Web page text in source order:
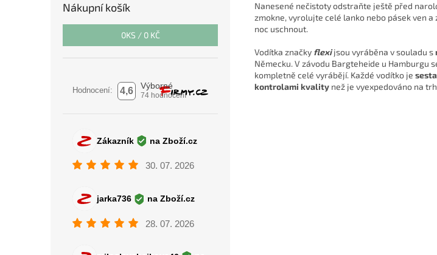
Nákupní košík
0KS / 0 KČ
Nanesené nečistoty odstraňte ještě před
zmokne, vyrolujte celé lanko nebo pásek ven
noc uschnout.
Vodítka značky flexijsou vyráběna v souladu s
Německu. V závodu Bargteheide u Hamburgu
kompletně celé vyrábějí. Každé vodítko je
kontrolami kvality než je vyexpedováno na